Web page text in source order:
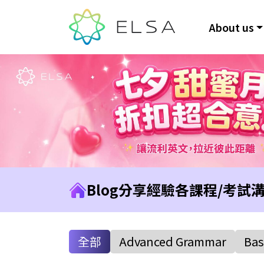
About us
Blog分享經驗各課程/考試
全部 Advanced Grammar